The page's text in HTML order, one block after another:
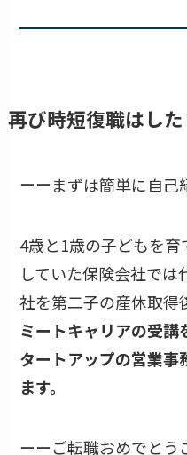
再び時短復職はし
ーーまずは簡単に自己
4歳と1歳の子どもを
していた保険会社で
社を第二子の産休取得
ミートキャリアの受講
タートアップの営業事
ます。
ーーご転職おめでとう